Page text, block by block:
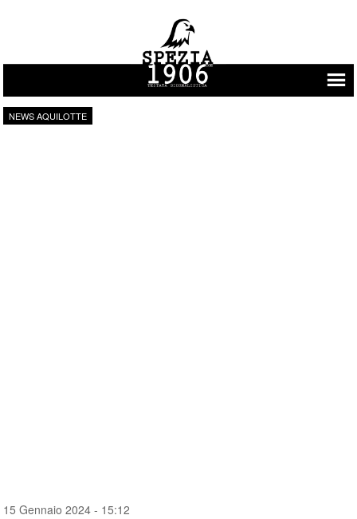
Vai al contenuto
NEWS AQUILOTTE
15 Gennaio 2024 - 15:12